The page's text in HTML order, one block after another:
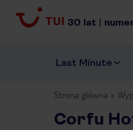
30 lat |
Last Minute
Strona główna
Corfu